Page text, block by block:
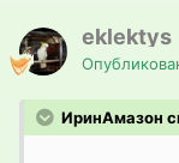
eklektys
ИринАмазон